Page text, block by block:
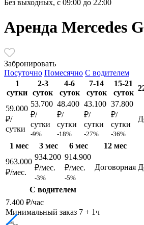
Без выходных, с 09:00 до 22:00
Аренда Mercedes
Забронировать
Посуточно Помесячно С водителем
1
сутки
2-3
суток
4-6
суток
7-14
суток
15-21
суток
59.000
₽/
сутки
53.700
₽/
сутки
-9%
48.400
₽/
сутки
-18%
43.100
₽/
сутки
-27%
37.800
₽/
сутки
-36%
1 мес 3 мес 6 мес 12 мес
963.000
₽/мес.
934.200
₽/мес.
-3%
914.900
₽/мес.
-5%
Договорная
С водителем
7.400 ₽/час
Минимальный заказ 7 + 1ч